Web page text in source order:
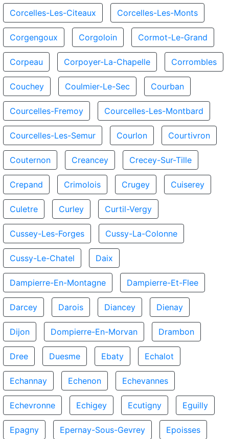
Corcelles-Les-Citeaux Corcelles-Les-Monts
Corgengoux Corgoloin Cormot-Le-Grand
Corpeau Corpoyer-La-Chapelle Corrombles
Couchey Coulmier-Le-Sec Courban
Courcelles-Fremoy Courcelles-Les-Montbard
Courcelles-Les-Semur Courlon Courtivron
Couternon Creancey Crecey-Sur-Tille
Crepand Crimolois Crugey Cuiserey
Culetre Curley Curtil-Vergy
Cussey-Les-Forges Cussy-La-Colonne
Cussy-Le-Chatel Daix
Dampierre-En-Montagne Dampierre-Et-Flee
Darcey Darois Diancey Dienay
Dijon Dompierre-En-Morvan Drambon
Dree Duesme Ebaty Echalot
Echannay Echenon Echevannes
Echevronne Echigey Ecutigny Eguilly
Epagny Epernay-Sous-Gevrey Epoisses